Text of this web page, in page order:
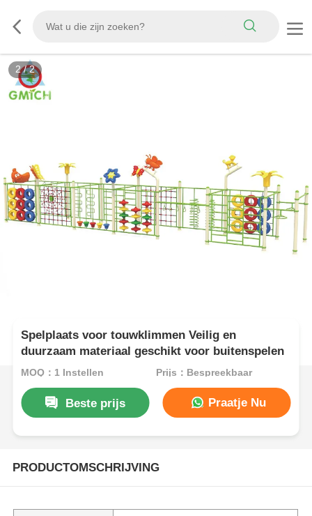
2/2
Spelplaats voor touwklimmen Veilig en
duurzaam materiaal geschikt voor buitenspelen
MOQ：1 Instellen Prijs：Bespreekbaar
Beste prijs Praatje Nu
PRODUCTOMSCHRIJVING